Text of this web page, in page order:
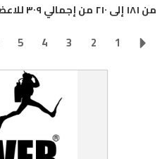
من ١٨١ إلى ٢١٠ من إجمالي ٣٠٩ للاعضاء المسجَّلة
1
2
3
4
5